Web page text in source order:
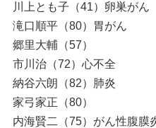
川上とも子（41）卵巣がん
滝口順平（80）胃がん
郷里大輔（57）
市川治（72）心不全
納谷六朗（82）肺炎
家弓家正（80）
内海賢二（75）がん性腹膜